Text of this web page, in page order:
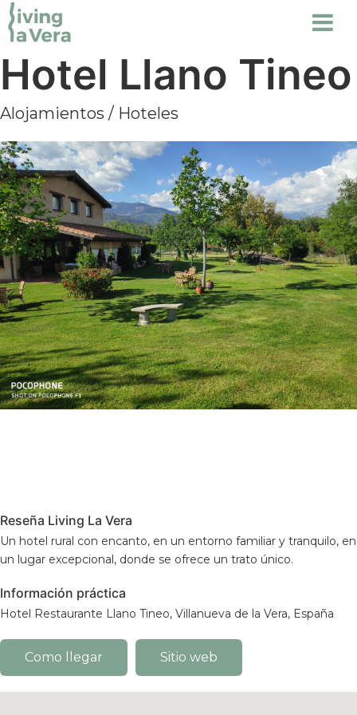
Hotel Llano Tineo
Alojamientos / Hoteles
Reseña Living La Vera
Un hotel rural con encanto, en un entorno familiar y tranquilo, en
un lugar excepcional, donde se ofrece un trato único.
Información práctica
Hotel Restaurante Llano Tineo, Villanueva de la Vera, España
Como llegar Sitio web